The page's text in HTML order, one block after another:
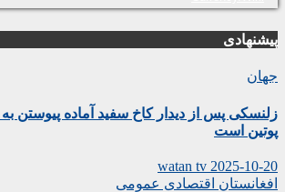
پیشنهادی
جهان
زلنسکی پس از دیدار کاخ سفید آماده پیوستن
پوتین است
2025-10-20
watan tv
افغانستان اقتصادی عمومی